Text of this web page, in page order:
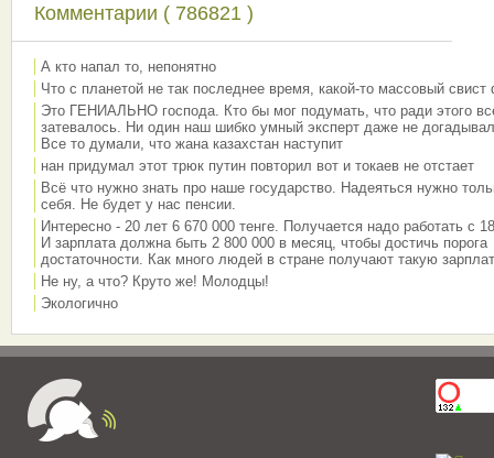
Комментарии ( 786821 )
А кто напал то, непонятно
Что с планетой не так последнее время, какой-то массовый свист
Это ГЕНИАЛЬНО господа. Кто бы мог подумать, что ради этого
затевалось. Ни один наш шибко умный эксперт даже не
Все то думали, что жана казахстан наступит
нан придумал этот трюк путин повторил вот и токаев не отстает
Всё что нужно знать про наше государство. Надеяться нужно
себя. Не будет у нас пенсии.
Интересно - 20 лет 6 670 000 тенге. Получается надо работать с
И зарплата должна быть 2 800 000 в месяц, чтобы достичь порога
достаточности. Как много людей в стране получают такую
Не ну, а что? Круто же! Молодцы!
Экологично